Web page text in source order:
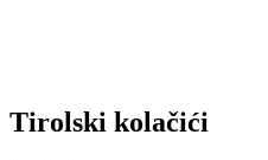
Tirolski kolačići